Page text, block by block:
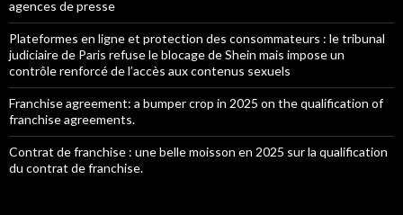
agences de presse
Plateformes en ligne et protection des consommateurs : le tribunal
judiciaire de Paris refuse le blocage de Shein mais impose un
contrôle renforcé de l’accès aux contenus sexuels
Franchise agreement: a bumper crop in 2025 on the qualification of
franchise agreements.
Contrat de franchise : une belle moisson en 2025 sur la qualification
du contrat de franchise.